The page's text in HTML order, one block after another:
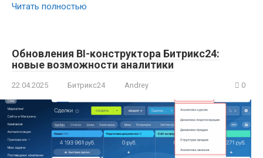
Читать полностью
Обновления BI-конструктора Битрикс24:
новые возможности аналитики
22.04.2025 Битрикс24 Andrey 0